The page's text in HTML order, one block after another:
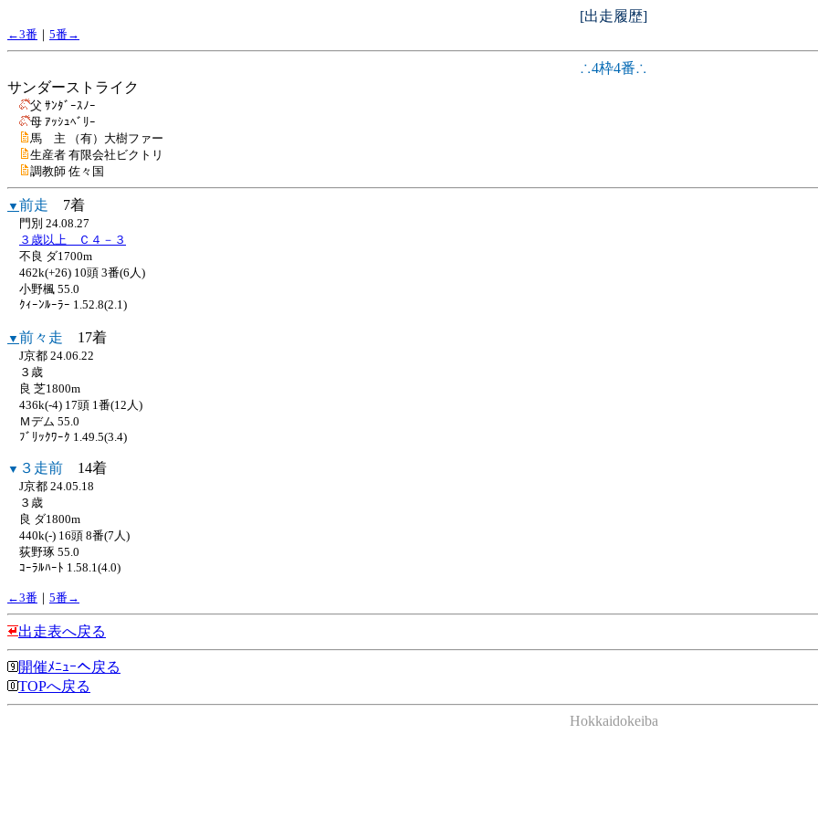
[出走履歴]
←3番 ｜ 5番→
∴4枠4番∴
サンダーストライク
父 ｻﾝﾀﾞｰｽﾉｰ
母 ｱｯｼｭﾍﾞﾘｰ
馬 主 （有）大樹ファー
生産者 有限会社ビクトリ
調教師 佐々国
▼ 前走 7着
門別 24.08.27
３歳以上 Ｃ４－３
不良 ダ1700m
462k(+26) 10頭 3番(6人)
小野楓 55.0
ｸｨｰﾝﾙｰﾗｰ 1.52.8(2.1)
▼ 前々走 17着
J京都 24.06.22
３歳
良 芝1800m
436k(-4) 17頭 1番(12人)
Ｍデム 55.0
ﾌﾞﾘｯｸﾜｰｸ 1.49.5(3.4)
▼ ３走前 14着
J京都 24.05.18
３歳
良 ダ1800m
440k(-) 16頭 8番(7人)
荻野琢 55.0
ｺｰﾗﾙﾊｰﾄ 1.58.1(4.0)
←3番 ｜ 5番→
出走表へ戻る
開催ﾒﾆｭｰへ戻る
TOPへ戻る
Hokkaidokeiba